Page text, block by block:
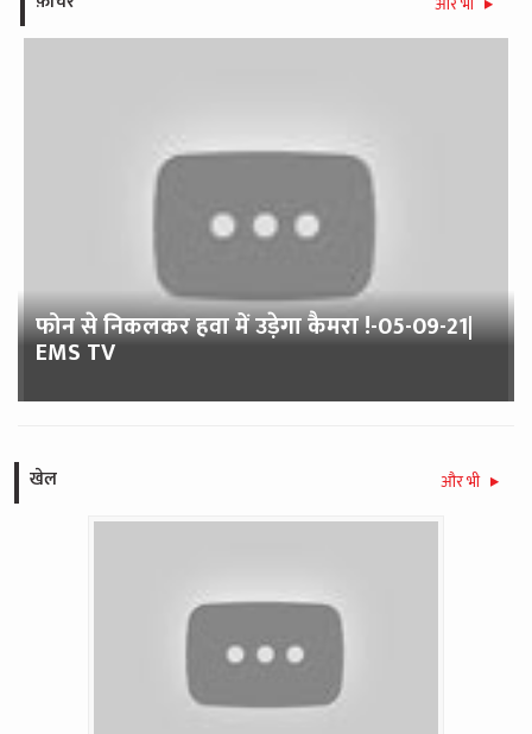
फोन से निकलकर हवा में उड़ेगा कैमरा !-05-09-21|
EMS TV
खेल और भी